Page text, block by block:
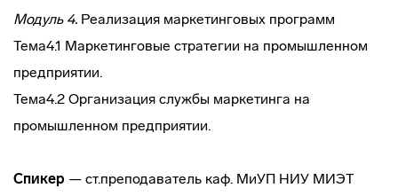
Модуль 4. Реализация маркетинговых программ
Тема4.1 Маркетинговые стратегии на промышленном
предприятии.
Тема4.2 Организация службы маркетинга на
промышленном предприятии.
Спикер — ст.преподаватель каф. МиУП НИУ МИЭТ